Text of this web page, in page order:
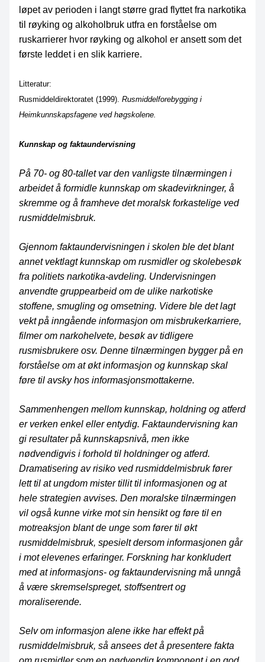
løpet av perioden i langt større grad flyttet fra narkotika
til røyking og alkoholbruk utfra en forståelse om
ruskarrierer hvor røyking og alkohol er ansett som det
første leddet i en slik karriere.
Litteratur:
Rusmiddeldirektoratet (1999). Rusmiddelforebygging i
Heimkunnskapsfagene ved høgskolene.
Kunnskap og faktaundervisning
På 70- og 80-tallet var den vanligste tilnærmingen i
arbeidet å formidle kunnskap om skadevirkninger, å
skremme og å framheve det moralsk forkastelige ved
rusmiddelmisbruk.
Gjennom faktaundervisningen i skolen ble det blant
annet vektlagt kunnskap om rusmidler og skolebesøk
fra politiets narkotika-avdeling. Undervisningen
anvendte gruppearbeid om de ulike narkotiske
stoffene, smugling og omsetning. Videre ble det lagt
vekt på inngående informasjon om misbrukerkarriere,
filmer om narkohelvete, besøk av tidligere
rusmisbrukere osv. Denne tilnærmingen bygger på en
forståelse om at økt informasjon og kunnskap skal
føre til avsky hos informasjonsmottakerne.
Sammenhengen mellom kunnskap, holdning og atferd
er verken enkel eller entydig. Faktaundervisning kan
gi resultater på kunnskapsnivå, men ikke
nødvendigvis i forhold til holdninger og atferd.
Dramatisering av risiko ved rusmiddelmisbruk fører
lett til at ungdom mister tillit til informasjonen og at
hele strategien avvises. Den moralske tilnærmingen
vil også kunne virke mot sin hensikt og føre til en
motreaksjon blant de unge som fører til økt
rusmiddelmisbruk, spesielt dersom informasjonen går
i mot elevenes erfaringer. Forskning har konkludert
med at informasjons- og faktaundervisning må unngå
å være skremselspreget, stoffsentrert og
moraliserende.
Selv om informasjon alene ikke har effekt på
rusmiddelmisbruk, så ansees det å presentere fakta